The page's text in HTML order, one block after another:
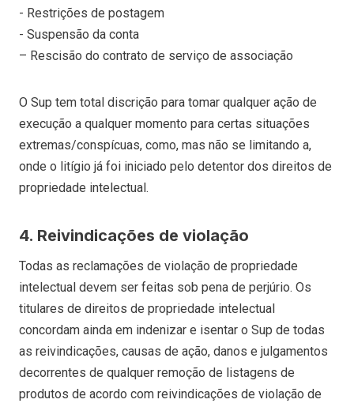
- Restrições de postagem
- Suspensão da conta
– Rescisão do contrato de serviço de associação
O Sup tem total discrição para tomar qualquer ação de
execução a qualquer momento para certas situações
extremas/conspícuas, como, mas não se limitando a,
onde o litígio já foi iniciado pelo detentor dos direitos de
propriedade intelectual.
4. Reivindicações de violação
Todas as reclamações de violação de propriedade
intelectual devem ser feitas sob pena de perjúrio. Os
titulares de direitos de propriedade intelectual
concordam ainda em indenizar e isentar o Sup de todas
as reivindicações, causas de ação, danos e julgamentos
decorrentes de qualquer remoção de listagens de
produtos de acordo com reivindicações de violação de